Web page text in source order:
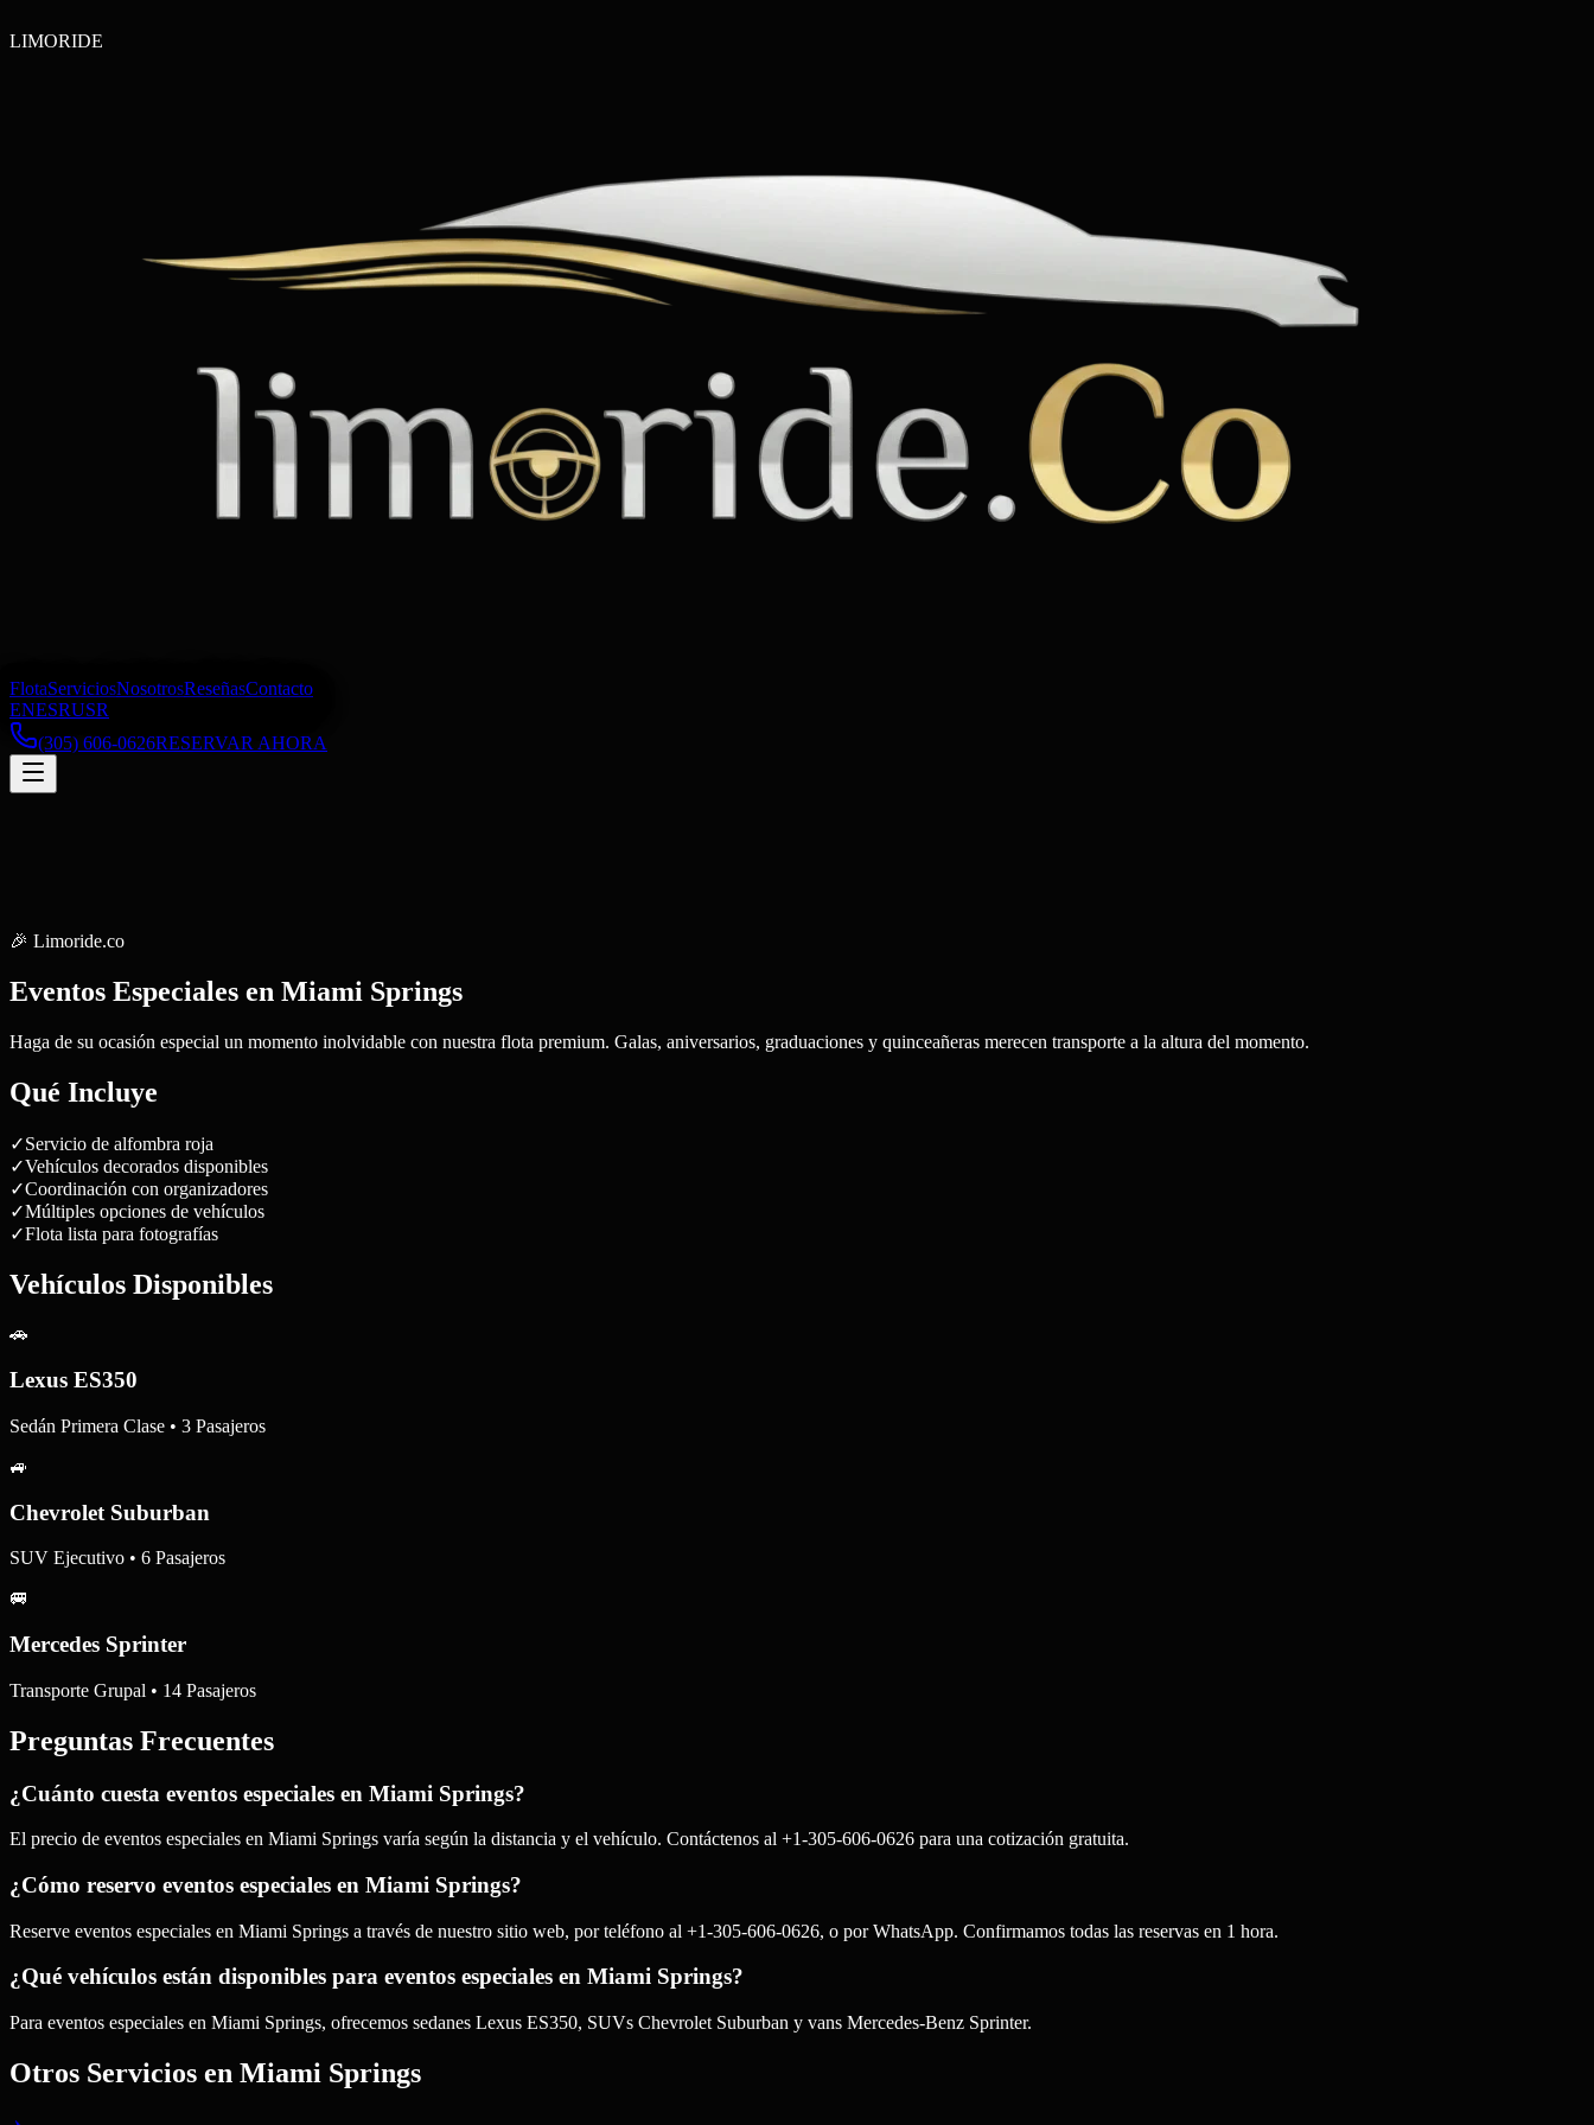
LIMORIDE
FlotaServiciosNosotrosReseñasContacto
ENESRUSR
(305) 606-0626RESERVAR AHORA
🎉 Limoride.co
Eventos Especiales en Miami Springs
Haga de su ocasión especial un momento inolvidable con nuestra flota premium. Galas, aniversarios, graduaciones y quinceañeras merecen transporte a la altura del momento.
Qué Incluye
✓Servicio de alfombra roja
✓Vehículos decorados disponibles
✓Coordinación con organizadores
✓Múltiples opciones de vehículos
✓Flota lista para fotografías
Vehículos Disponibles
🚗
Lexus ES350
Sedán Primera Clase • 3 Pasajeros
🚙
Chevrolet Suburban
SUV Ejecutivo • 6 Pasajeros
🚐
Mercedes Sprinter
Transporte Grupal • 14 Pasajeros
Preguntas Frecuentes
¿Cuánto cuesta eventos especiales en Miami Springs?
El precio de eventos especiales en Miami Springs varía según la distancia y el vehículo. Contáctenos al +1-305-606-0626 para una cotización gratuita.
¿Cómo reservo eventos especiales en Miami Springs?
Reserve eventos especiales en Miami Springs a través de nuestro sitio web, por teléfono al +1-305-606-0626, o por WhatsApp. Confirmamos todas las reservas en 1 hora.
¿Qué vehículos están disponibles para eventos especiales en Miami Springs?
Para eventos especiales en Miami Springs, ofrecemos sedanes Lexus ES350, SUVs Chevrolet Suburban y vans Mercedes-Benz Sprinter.
Otros Servicios en Miami Springs